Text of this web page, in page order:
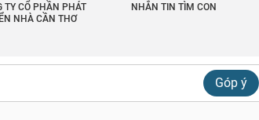
TY CỔ PHẦN PHÁT
NHÀ CẦN THƠ
NHẮN TIN TÌM CON
Góp ý